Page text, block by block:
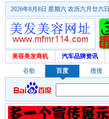
2026年8月8日 星期六 农历六月廿六日
美容美发商机 汽车品牌资讯
谷歌 百度 搜搜